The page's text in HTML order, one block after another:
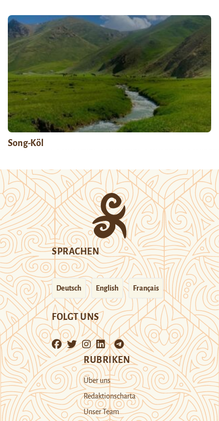
Song-Köl
SPRACHEN
Deutsch English Français
FOLGT UNS
RUBRIKEN
Über uns
Redaktionscharta
Unser Team